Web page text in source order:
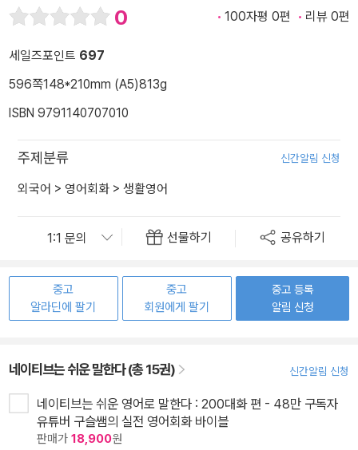
0 100자평 0편 리뷰 0편
세일즈포인트 697
596쪽148*210mm (A5)813g
ISBN 9791140707010
주제분류 신간알림 신청
외국어 > 영어회화 > 생활영어
선물하기 공유하기
중고
알라딘에 팔기
중고
회원에게 팔기
중고 등록
알림 신청
네이티브는 쉬운 말한다 (총 15권) 신간알림 신청
네이티브는 쉬운 영어로 말한다 : 200대화 편 - 48만 구독자
유튜버 구슬쌤의 실전 영어회화 바이블
판매가 18,900원